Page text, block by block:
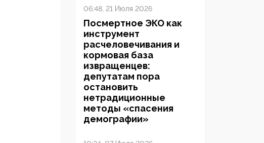
06:48, 21 Июля 2026
Посмертное ЭКО как
инструмент
расчеловечивания и
кормовая база
извращенцев:
депутатам пора
остановить
нетрадиционные
методы «спасения
демографии»